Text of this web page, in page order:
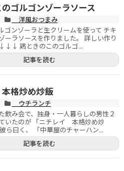
ゴルゴンゾーラソース
洋風おつまみ
ゴンゾーラと生クリームを使って チキ
ーラソースを作りました。 詳しい作り
鶏ときのこのゴルゴ...
記事を読む
格炒め炒飯
ウチランチ
飲み会で、独身・一人暮らしの男性２
いたのが 「ニチレイ 本格炒め炒
ら曰く、 「中華屋のチャーハン...
記事を読む